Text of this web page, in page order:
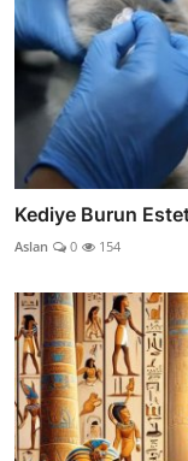
Kediye Burun
Aslan 0 154